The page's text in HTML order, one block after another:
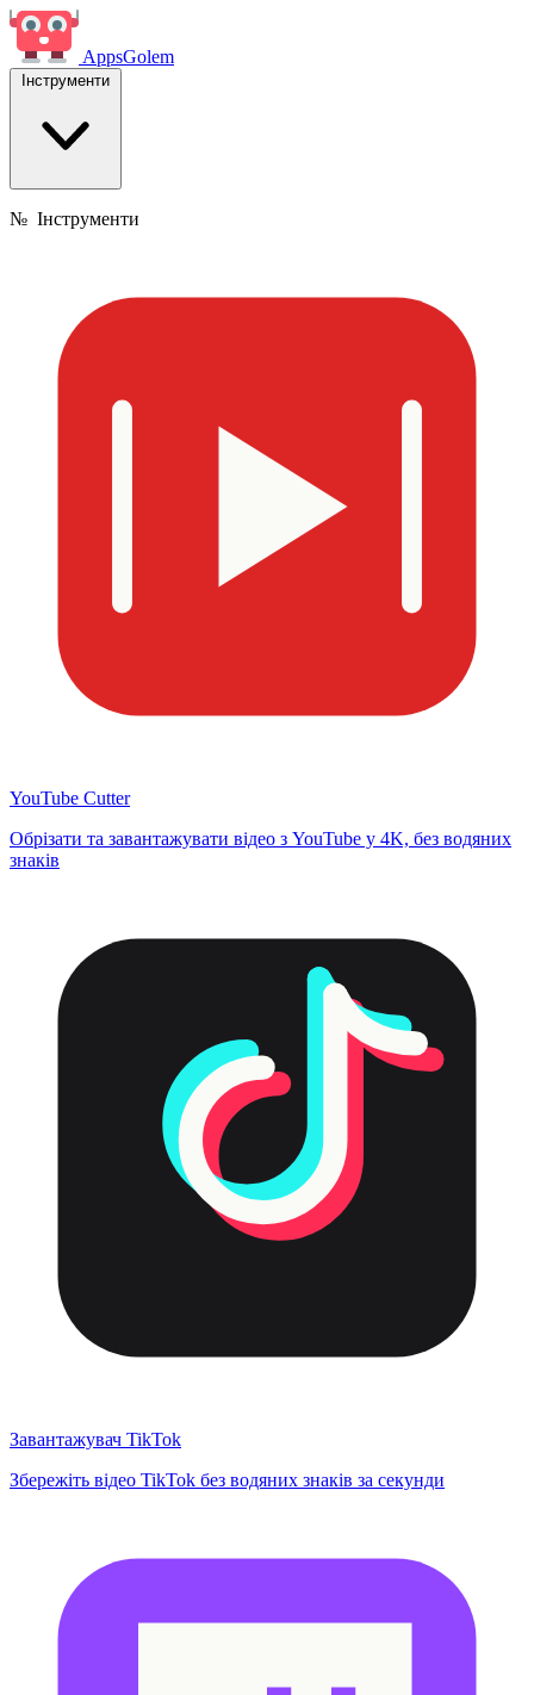
AppsGolem
Інструменти
№ Інструменти
YouTube Cutter
Обрізати та завантажувати відео з YouTube у 4K, без водяних
знаків
Завантажувач TikTok
Збережіть відео TikTok без водяних знаків за секунди